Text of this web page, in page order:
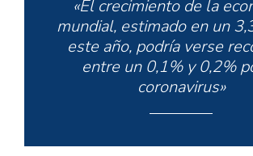
«El crecimiento de la
mundial, estimado en un
este año, podría verse
entre un 0,1% y 0,2%
coronavirus»